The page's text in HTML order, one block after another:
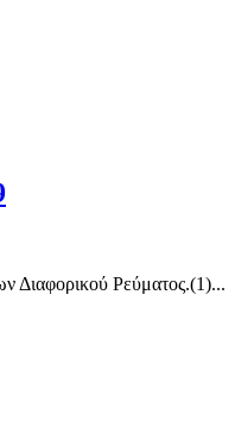
Διαφορικού Ρεύματος.(1)...